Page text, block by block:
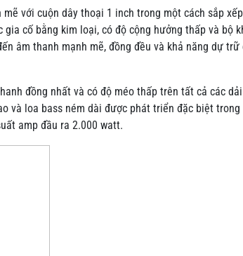
với cuộn dây thoại 1 inch trong một cách sắp
cố bằng kim loại, có độ cộng hưởng thấp và bộ
âm thanh mạnh mẽ, đồng đều và khả năng dự trữ
đồng nhất và có độ méo thấp trên tất cả các
và loa bass ném dài được phát triển đặc biệt
amp đầu ra 2.000 watt.